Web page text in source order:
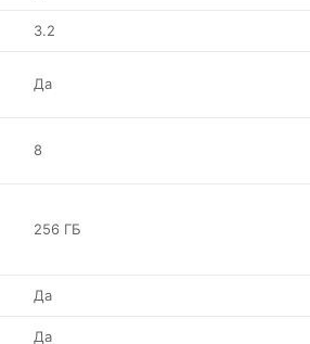
3.2
Да
8
256 ГБ
Да
Да